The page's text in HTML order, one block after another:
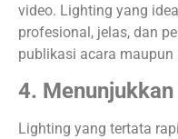
video. Lighting yang
profesional, jelas, dan
publikasi acara
4.
Lighting yang tertata